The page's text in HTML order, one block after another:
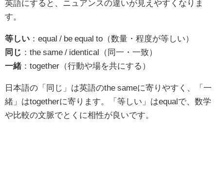
英語にすると、ニュアンスの違いが見えやすくなりま
す。
等しい ：equal / be equal to（数量・程度が等しい）
同じ ：the same / identical（同一・一致）
一緒：together（行動や場を共にする）
日本語の「同じ」は英語のthe sameに寄りやすく、「一
緒」はtogetherに寄ります。「等しい」はequalで、数学
や比較の文脈でとくに相性が良いです。